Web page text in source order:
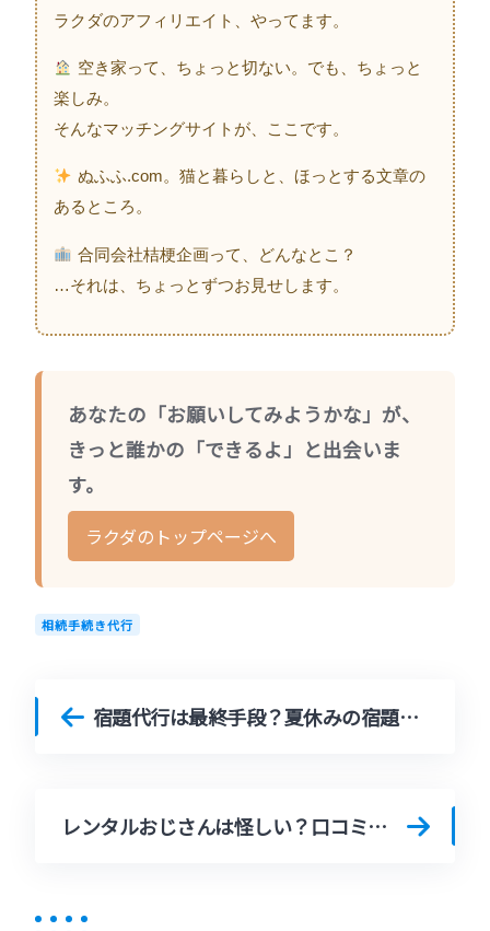
ラクダのアフィリエイト、やってます。
空き家って、ちょっと切ない。でも、ちょっと
楽しみ。
そんなマッチングサイトが、ここです。
ぬふふ.com。猫と暮らしと、ほっとする文章の
あるところ。
合同会社桔梗企画って、どんなとこ？
…それは、ちょっとずつお見せします。
あなたの「お願いしてみようかな」が、
きっと誰かの「できるよ」と出会いま
す。
ラクダのトップページへ
相続手続き代行
宿題代行は最終手段？夏休みの宿題が終わらない子供を持つ親が取るべき行動
レンタルおじさんは怪しい？口コミ・評判からわかる本当の姿